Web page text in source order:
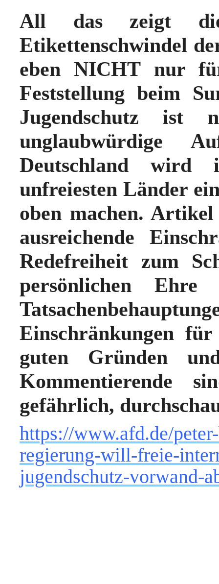
All das zeigt
Etikettenschwindel
eben NICHT nur
Feststellung beim
Jugendschutz ist
unglaubwürdige
Deutschland
unfreiesten Länder
oben machen. Artikel
ausreichende
Redefreiheit zum
persönlichen
Einschränkungen
guten Gründen
Kommentierende
gefährlich,
https://www.afd.de/
regierung-will-freie-
jugendschutz-vorwand-